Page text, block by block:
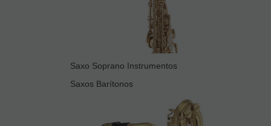
Saxo Soprano Instrumentos
Saxos Barítonos